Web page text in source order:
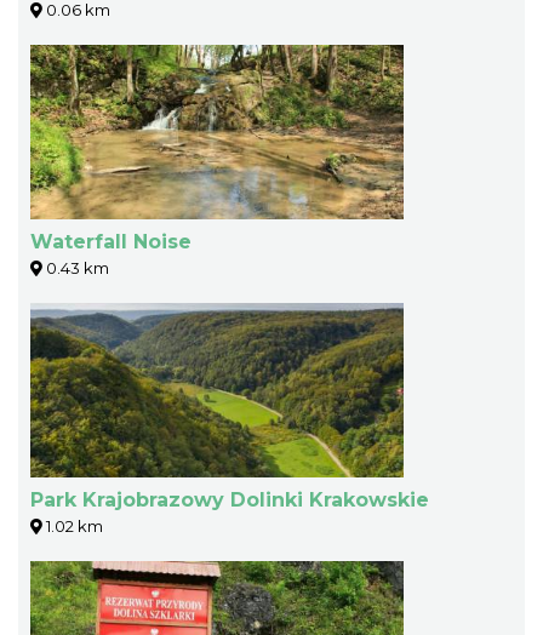
0.06 km
Waterfall Noise
0.43 km
Park Krajobrazowy Dolinki Krakowskie
1.02 km